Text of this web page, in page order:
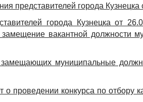
представителей города
города Кузнецка от
вакантной должности
муниципальные
проведении конкурса по отбору